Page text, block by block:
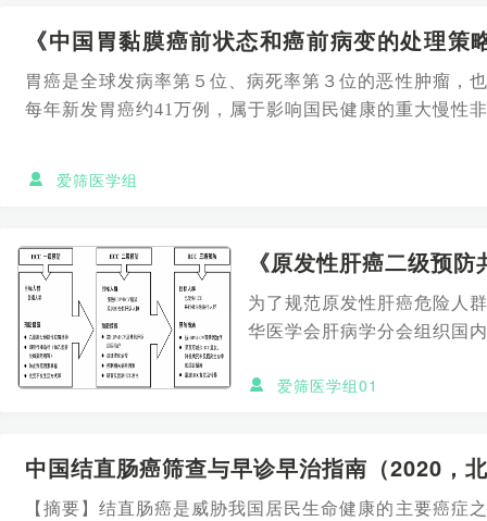
《中国胃黏膜癌前状态和癌前病变的处理
点
胃癌是全球发病率第５位、病死率第３位的恶性肿瘤，
每年新发胃癌约41万例，属于影响国民健康的重大慢性
爱筛医学组
《原发性肝癌二级预
为了规范原发性肝癌危险人
华医学会肝病学分会组织国
爱筛医学组01
中国结直肠癌筛查与早诊早治指南（2020，
【摘要】结直肠癌是威胁我国居民生命健康的主要癌症